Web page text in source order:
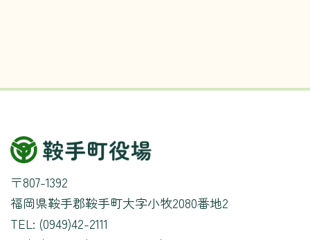
〒807-1392
福岡県鞍手郡鞍手町大字小牧2080番地2
TEL: (0949)42-2111